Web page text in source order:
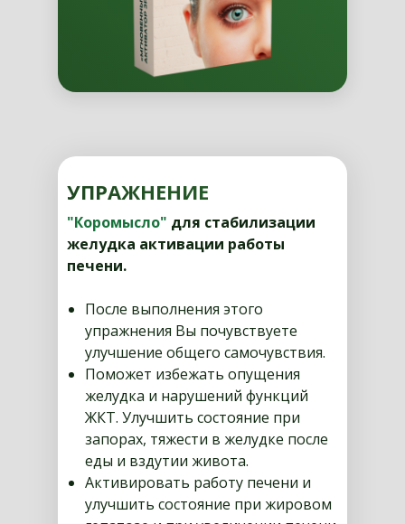
УПРАЖНЕНИЕ
"Коромысло" для стабилизации
желудка активации работы
печени.
После выполнения этого
упражнения Вы почувствуете
улучшение общего самочувствия.
Поможет избежать опущения
желудка и нарушений функций
ЖКТ. Улучшить состояние при
запорах, тяжести в желудке после
еды и вздутии живота.
Активировать работу печени и
улучшить состояние при жировом